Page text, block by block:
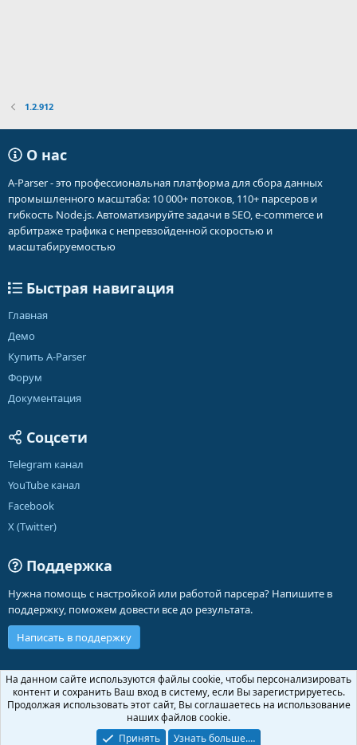
1.2.912
О нас
A-Parser - это профессиональная платформа для сбора данных
промышленного масштаба: 10 000+ потоков, 110+ парсеров и
гибкость Node.js. Автоматизируйте задачи в SEO, e-commerce и
арбитраже трафика с непревзойденной скоростью и
масштабируемостью
Быстрая навигация
Главная
Демо
Купить A-Parser
Форум
Документация
Соцсети
Telegram канал
YouTube канал
Facebook
X (Twitter)
Поддержка
Нужна помощь с настройкой или работой парсера? Напишите в
поддержку, поможем довести все до результата.
Написать в поддержку
Russian (RU)
Обратная связь
Условия и правила
Политика конфиденциальности
Помощь
®
На данном сайте используются файлы cookie, чтобы персонализировать
контент и сохранить Ваш вход в систему, если Вы зарегистрируетесь.
Продолжая использовать этот сайт, Вы соглашаетесь на использование
наших файлов cookie.
Принять
Узнать больше.…